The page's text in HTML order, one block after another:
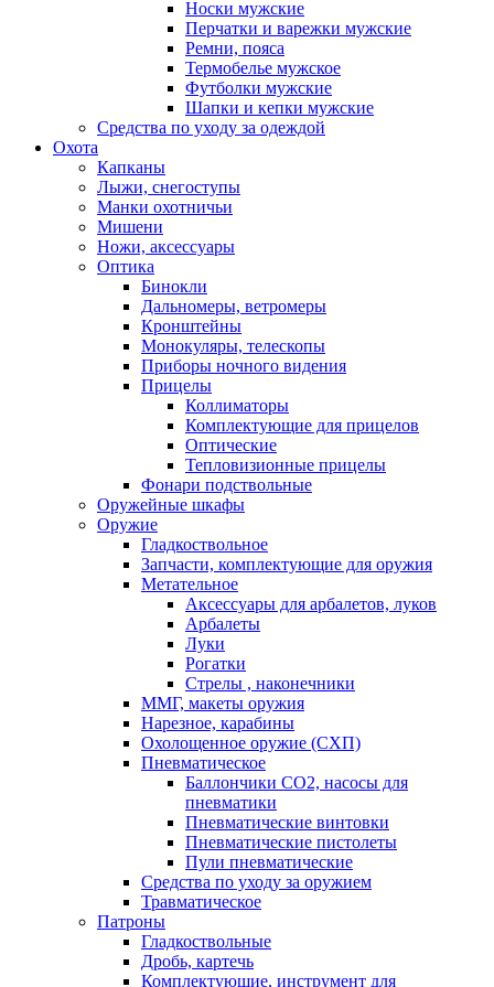
Носки мужские
Перчатки и варежки мужские
Ремни, пояса
Термобелье мужское
Футболки мужские
Шапки и кепки мужские
Средства по уходу за одеждой
Охота
Капканы
Лыжи, снегоступы
Манки охотничьи
Мишени
Ножи, аксессуары
Оптика
Бинокли
Дальномеры, ветромеры
Кронштейны
Монокуляры, телескопы
Приборы ночного видения
Прицелы
Коллиматоры
Комплектующие для прицелов
Оптические
Тепловизионные прицелы
Фонари подствольные
Оружейные шкафы
Оружие
Гладкоствольное
Запчасти, комплектующие для оружия
Метательное
Аксессуары для арбалетов, луков
Арбалеты
Луки
Рогатки
Стрелы , наконечники
ММГ, макеты оружия
Нарезное, карабины
Охолощенное оружие (СХП)
Пневматическое
Баллончики СО2, насосы для
пневматики
Пневматические винтовки
Пневматические пистолеты
Пули пневматические
Средства по уходу за оружием
Травматическое
Патроны
Гладкоствольные
Дробь, картечь
Комплектующие, инструмент для